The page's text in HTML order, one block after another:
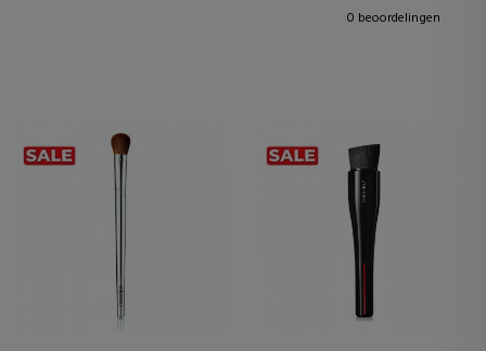
0 beoordelingen